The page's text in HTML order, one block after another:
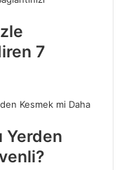
7
Yerden